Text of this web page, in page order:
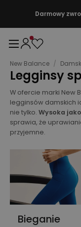
Darmowy
New Balance /
Legginsy
W ofercie marki New
legginsów damskich
nie tylko. Wysoka
sprawia, że
przyjemne.
Bieganie